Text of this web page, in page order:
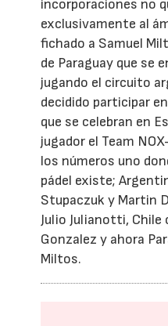
incorporaciones no
exclusivamente al
fichado a Samuel
de Paraguay que se
jugando el circuito
decidido participar
que se celebran en
jugador el Team
los números uno
pádel existe;
Stupaczuk y Martin
Julio Julianotti, Chile
Gonzalez y ahora
Miltos.